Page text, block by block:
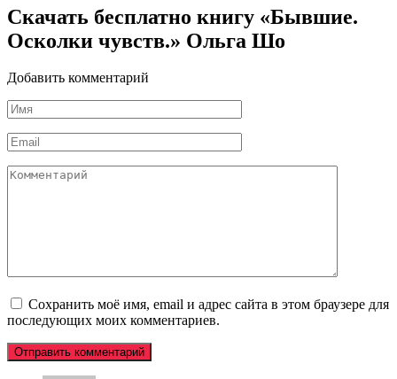
Скачать бесплатно книгу «Бывшие.
Осколки чувств.» Ольга Шо
Добавить комментарий
Имя
*
Email
*
Комментарий
Сохранить моё имя, email и адрес сайта в этом браузере для
последующих моих комментариев.